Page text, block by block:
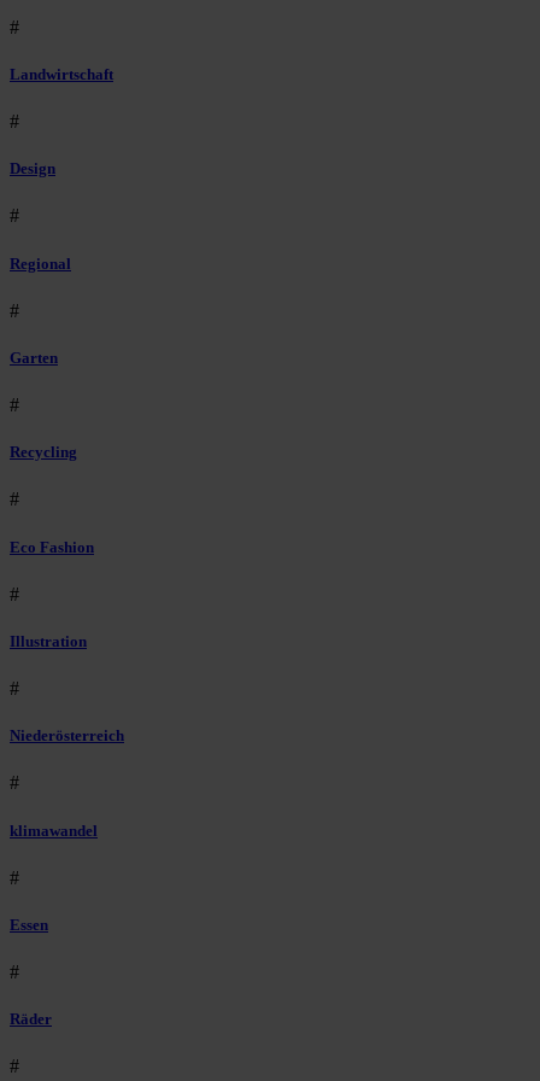
#
Landwirtschaft
#
Design
#
Regional
#
Garten
#
Recycling
#
Eco Fashion
#
Illustration
#
Niederösterreich
#
klimawandel
#
Essen
#
Räder
#